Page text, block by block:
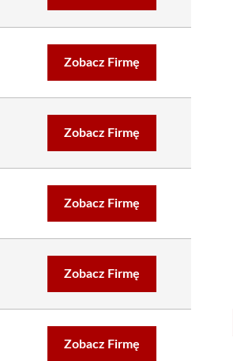
Zobacz Firmę
Zobacz Firmę
Zobacz Firmę
Zobacz Firmę
Zobacz Firmę